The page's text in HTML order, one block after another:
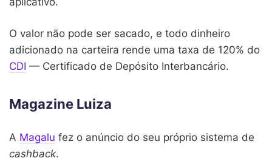
O valor não pode ser sacado, e todo dinheiro
adicionado na carteira rende uma taxa de 120% do
CDI — Certificado de Depósito Interbancário.
Magazine Luiza
A Magalu fez o anúncio do seu próprio sistema de
cashback.